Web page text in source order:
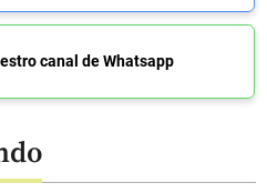
canal de Whatsapp